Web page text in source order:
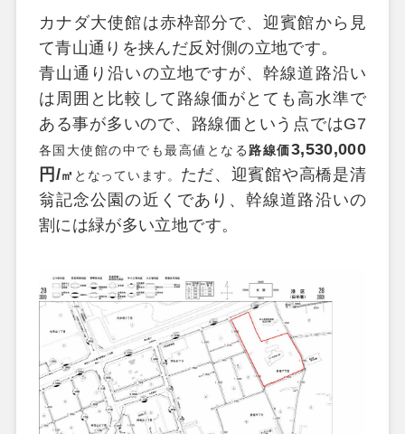
カナダ大使館は赤枠部分で、迎賓館から見
て青山通りを挟んだ反対側の立地です。
青山通り沿いの立地ですが、幹線道路沿い
は周囲と比較して路線価がとても高水準で
ある事が多いので、路線価という点ではG7
各国大使館の中でも最高値となる 路線価3,530,000
円 /㎡ となっています。 ただ、迎賓館や高橋是清
翁記念公園の近くであり、幹線道路沿いの
割には緑が多い立地です。